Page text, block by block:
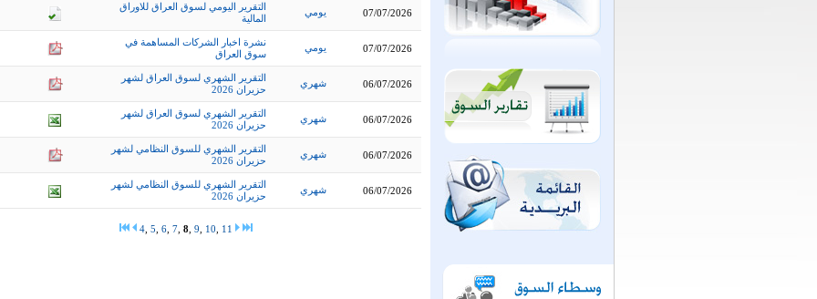
التقرير اليومي لسوق العراق للاوراق
المالية
يومي 07/07/2026
نشرة اخبار الشركات المساهمة في
سوق العراق
يومي 07/07/2026
التقرير الشهري لسوق العراق لشهر
حزيران 2026
شهري 06/07/2026
التقرير الشهري لسوق العراق لشهر
حزيران 2026
شهري 06/07/2026
التقرير الشهري للسوق النظامي لشهر
حزيران 2026
شهري 06/07/2026
التقرير الشهري للسوق النظامي لشهر
حزيران 2026
شهري 06/07/2026
4 5 6 7 8 9 10 11